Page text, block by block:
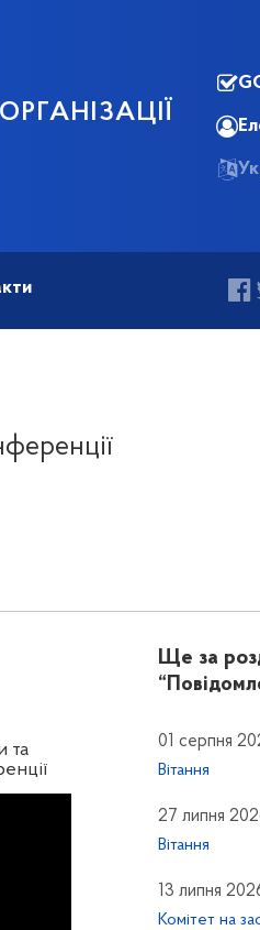
та
Ще за
01 серпня
Вітання
27 липня
Вітання
13 липня
Комітет на